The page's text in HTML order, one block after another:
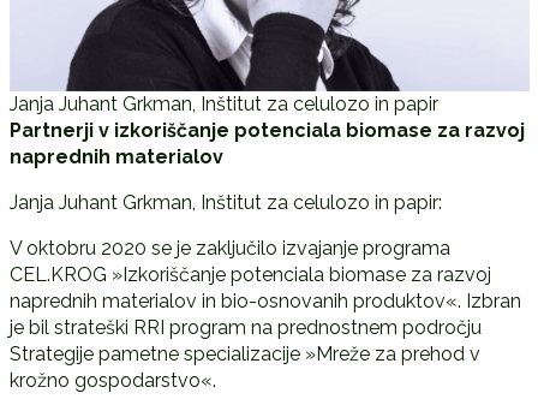
Janja Juhant Grkman, Inštitut za celulozo in papir
Partnerji v izkoriščanje potenciala biomase za razvoj
naprednih materialov
Janja Juhant Grkman, Inštitut za celulozo in papir:
V oktobru 2020 se je zaključilo izvajanje programa
CEL.KROG »Izkoriščanje potenciala biomase za razvoj
naprednih materialov in bio-osnovanih produktov«. Izbran
je bil strateški RRI program na prednostnem področju
Strategije pametne specializacije »Mreže za prehod v
krožno gospodarstvo«.